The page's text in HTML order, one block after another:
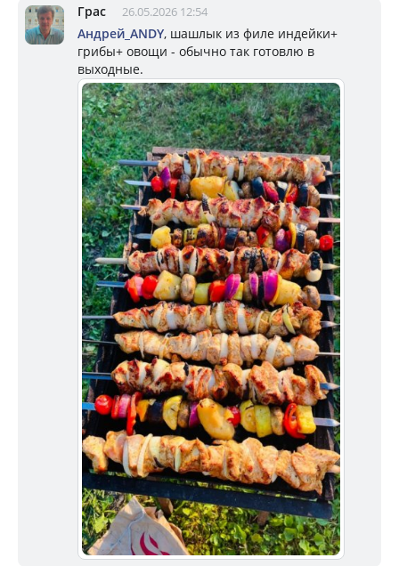
Грас 26.05.2026 12:54
Андрей_ANDY, шашлык из филе индейки+
грибы+ овощи - обычно так готовлю в
выходные.